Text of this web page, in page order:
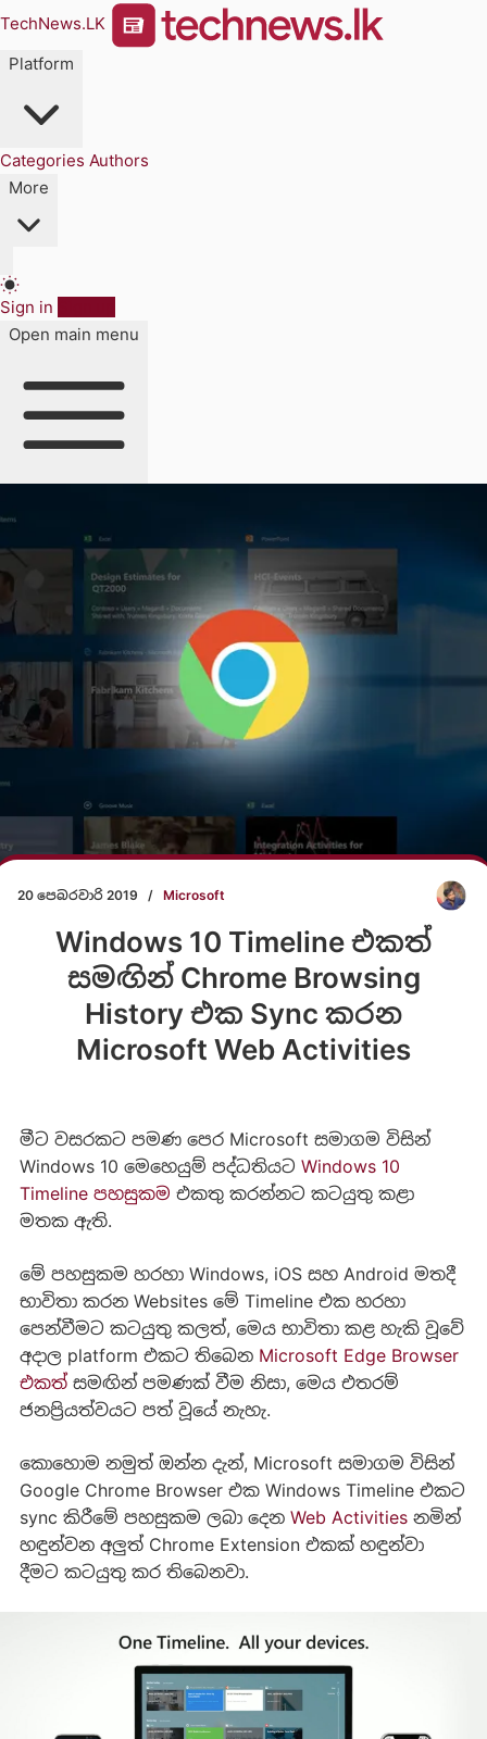
TechNews.LK
Platform
Categories Authors
More
Sign in
Open main menu
20 පෙබරවාරි 2019 / Microsoft
Windows 10 Timeline එකත්
සමඟින් Chrome Browsing
History එක Sync කරන
Microsoft Web Activities
මීට වසරකට පමණ පෙර Microsoft සමාගම විසින්
Windows 10 මෙහෙයුම් පද්ධතියට Windows 10
Timeline පහසුකම එකතු කරන්නට කටයුතු කළා
මතක ඇති.
මේ පහසුකම හරහා Windows, iOS සහ Android මතදී
භාවිතා කරන Websites මේ Timeline එක හරහා
පෙන්වීමට කටයුතු කලත්, මෙය භාවිතා කළ හැකි වූවේ
අදාල platform එකට තිබෙන Microsoft Edge Browser
එකත්සමඟින් පමණක් වීම නිසා, මෙය එතරම්
ජනප්‍රියත්වයට පත් වූයේ නැහැ.
කොහොම නමුත් ඔන්න දැන්, Microsoft සමාගම විසින්
Google Chrome Browser එක Windows Timeline එකට
sync කිරීමේ පහසුකම ලබා දෙන Web Activitiesනමින්
හඳුන්වන අලුත් Chrome Extension එකක් හඳුන්වා
දීමට කටයුතු කර තිබෙනවා.